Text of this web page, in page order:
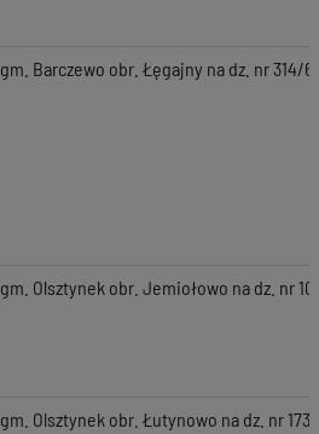
gm. Barczewo obr. Łęgajny na dz. nr 314/6
gm. Olsztynek obr. Jemiołowo na dz. nr
gm. Olsztynek obr. Łutynowo na dz. nr 173,